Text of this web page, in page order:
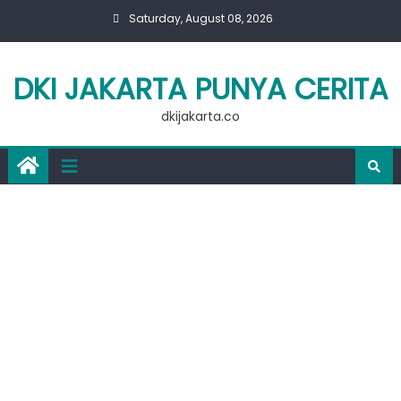
Saturday, August 08, 2026
DKI JAKARTA PUNYA CERITA
dkijakarta.co